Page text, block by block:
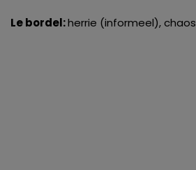
Le bordel:herrie (informeel), chaos